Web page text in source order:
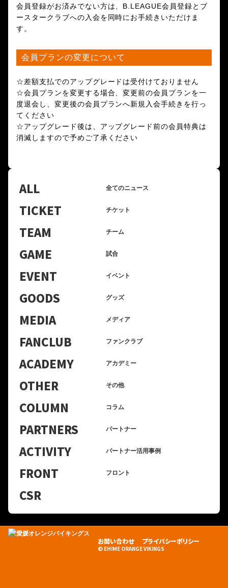
会員登録がお済みでない方は、B.LEAGUE会員登録とブ
ースタークラブへの入会を同時にお手続きいただけま
す。
会員プランの変更について
☆差額支払でのアップグレードは受付けておりません
☆会員プランを変更する場合、変更前の会員プランを一
度退会し、変更後の会員プランへ新規入会手続きを行っ
てください
☆アップグレード後は、アップグレード前の会員特典は
消滅しますので予めご了承ください
ALL 全てのニュース
TICKET チケット
TEAM チーム
GAME 試合
EVENT イベント
GOODS グッズ
MEDIA メディア
FANCLUB ファンクラブ
ACADEMY アカデミー
OTHER その他
COLUMN コラム
PARTNERS パートナー
ACTIVITY パートナー活用事例
FRONT フロント
CSR
お問い合わせ プライバシーポリシー
© EHIME ORANGE VIKINGS